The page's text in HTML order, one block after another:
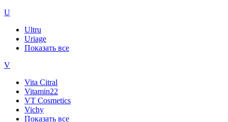
U
Ultru
Uriage
Показать все
V
Vita Citral
Vitamin22
VT Cosmetics
Vichy
Показать все